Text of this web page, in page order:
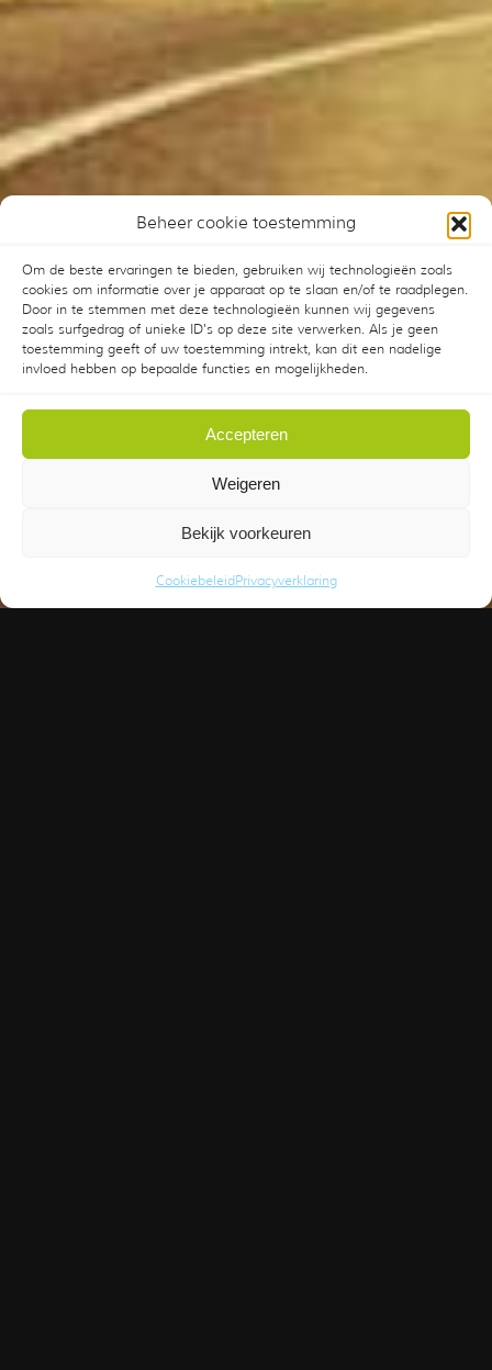
Beheer cookie toestemming
Om de beste ervaringen te bieden, gebruiken wij technologieën zoals
cookies om informatie over je apparaat op te slaan en/of te raadplegen.
Door in te stemmen met deze technologieën kunnen wij gegevens
zoals surfgedrag of unieke ID's op deze site verwerken. Als je geen
toestemming geeft of uw toestemming intrekt, kan dit een nadelige
invloed hebben op bepaalde functies en mogelijkheden.
Accepteren
Weigeren
Bekijk voorkeuren
CookiebeleidPrivacyverklaring